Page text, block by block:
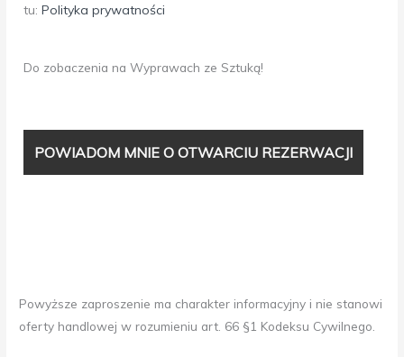
tu:Polityka prywatności
Do zobaczenia na Wyprawach ze Sztuką!
Powyższe zaproszenie ma charakter informacyjny i nie stanowi
oferty handlowej w rozumieniu art. 66 §1 Kodeksu Cywilnego.